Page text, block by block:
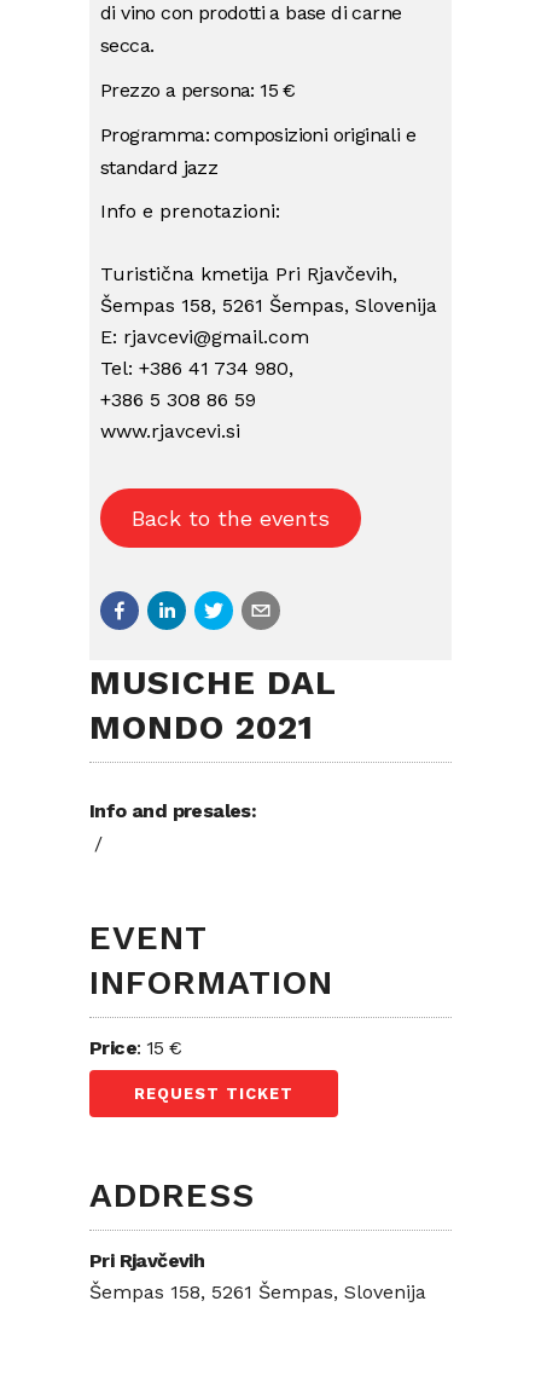
di vino con prodotti a base di carne
secca.
Prezzo a persona: 15 €
Programma: composizioni originali e
standard jazz
Info e prenotazioni:
Turistična kmetija Pri Rjavčevih,
Šempas 158, 5261 Šempas, Slovenija
E: rjavcevi@gmail.com
Tel: +386 41 734 980,
+386 5 308 86 59
www.rjavcevi.si
Back to the events
MUSICHE DAL
MONDO 2021
Info and presales:
/
EVENT
INFORMATION
Price: 15 €
REQUEST TICKET
ADDRESS
Pri Rjavčevih
Šempas 158, 5261 Šempas, Slovenija